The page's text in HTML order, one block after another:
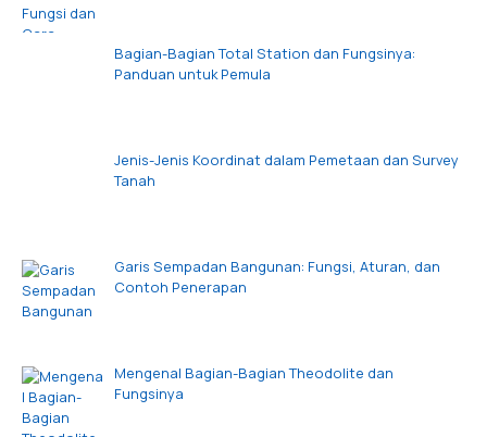
Bagian-Bagian Total Station dan Fungsinya:
Panduan untuk Pemula
Jenis-Jenis Koordinat dalam Pemetaan dan Survey
Tanah
Garis Sempadan Bangunan: Fungsi, Aturan, dan
Contoh Penerapan
Mengenal Bagian-Bagian Theodolite dan
Fungsinya